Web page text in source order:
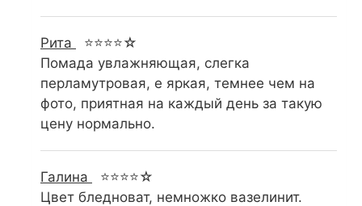
Рита
⭐⭐⭐⭐☆
Помада увлажняющая, слегка
перламутровая, е яркая, темнее чем на
фото, приятная на каждый день за такую
цену нормально.
Галина
⭐⭐⭐⭐☆
Цвет бледноват, немножко вазелинит.